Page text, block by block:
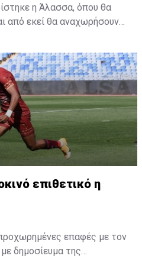
η Άλασσα, όπου θα
από εκεί θα αναχωρήσουν
απογευματινή προπόνηση
επιθετικό η
επαφές με τον
δημοσίευμα της